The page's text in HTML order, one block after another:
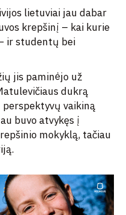
lietuviai jau dabar
krepšinį – kai kurie
ir studentų bei
jis paminėjo už
dukrą
vaikiną
buvo atvykęs į
mokyklą, tačiau